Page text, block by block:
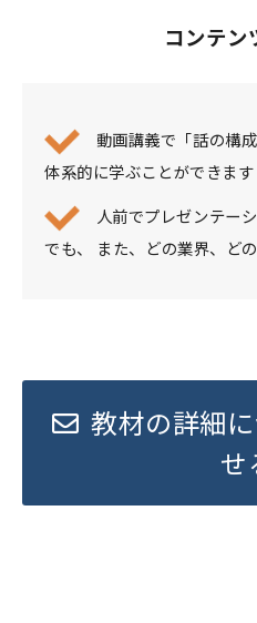
コンテン
動画講義で「話の構
体系的に学ぶことができます
人前でプレゼンテー
でも、 また、どの業界、ど
教材の詳細
せ